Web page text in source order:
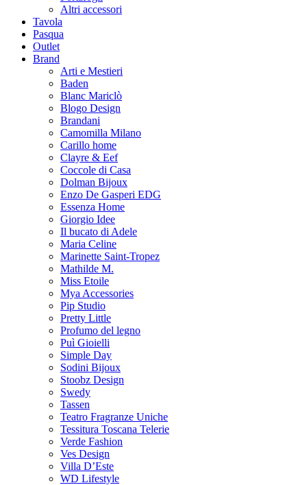
Altri accessori
Tavola
Pasqua
Outlet
Brand
Arti e Mestieri
Baden
Blanc Mariclò
Blogo Design
Brandani
Camomilla Milano
Carillo home
Clayre & Eef
Coccole di Casa
Dolman Bijoux
Enzo De Gasperi EDG
Essenza Home
Giorgio Idee
Il bucato di Adele
Maria Celine
Marinette Saint-Tropez
Mathilde M.
Miss Etoile
Mya Accessories
Pip Studio
Pretty Little
Profumo del legno
Puì Gioielli
Simple Day
Sodini Bijoux
Stoobz Design
Swedy
Tassen
Teatro Fragranze Uniche
Tessitura Toscana Telerie
Verde Fashion
Ves Design
Villa D’Este
WD Lifestyle